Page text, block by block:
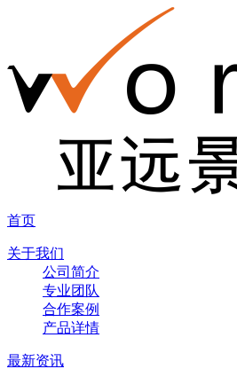
首页
关于我们
公司简介
专业团队
合作案例
产品详情
最新资讯